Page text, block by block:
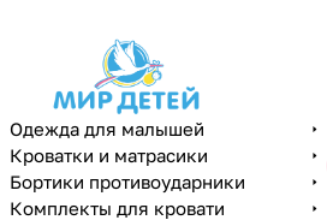
Одежда для малышей
Кроватки и матрасики
Бортики противоударники
Комплекты для кровати